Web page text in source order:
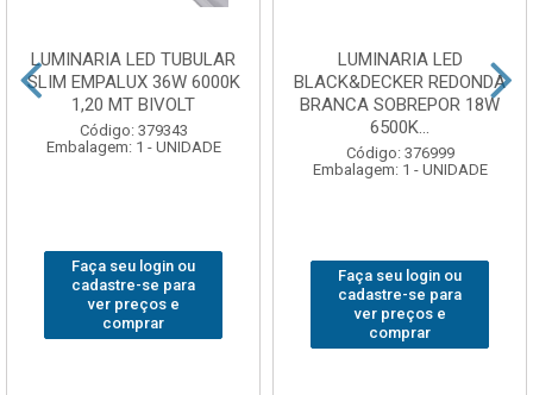
LUMINARIA LED TUBULAR
SLIM EMPALUX 36W 6000K
1,20 MT BIVOLT
Código: 379343
Embalagem: 1 - UNIDADE
Faça seu login ou
cadastre-se para
ver preços e
comprar
LUMINARIA LED
BLACK&DECKER REDONDA
BRANCA SOBREPOR 18W
6500K...
Código: 376999
Embalagem: 1 - UNIDADE
Faça seu login ou
cadastre-se para
ver preços e
comprar